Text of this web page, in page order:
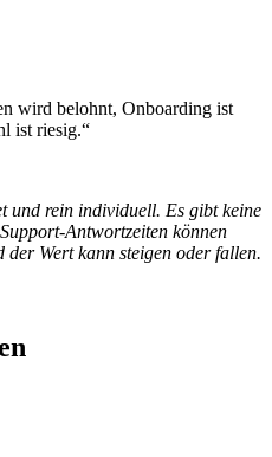
wird belohnt, Onboarding ist
ist riesig.“
und rein individuell. Es gibt keine
Antwortzeiten können
Wert kann steigen oder fallen.